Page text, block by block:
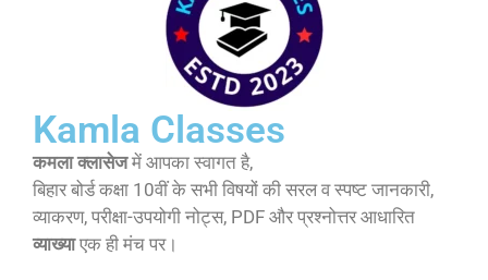
Kamla Classes
कमला क्लासेजमें आपका स्वागत है,
बिहार बोर्ड कक्षा 10वीं के सभी विषयों की सरल व स्पष्ट जानकारी,
व्याकरण, परीक्षा-उपयोगी नोट्स, PDF और प्रश्नोत्तर आधारित
व्याख्याएक ही मंच पर।